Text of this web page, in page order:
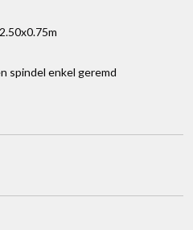
spindel enkel geremd